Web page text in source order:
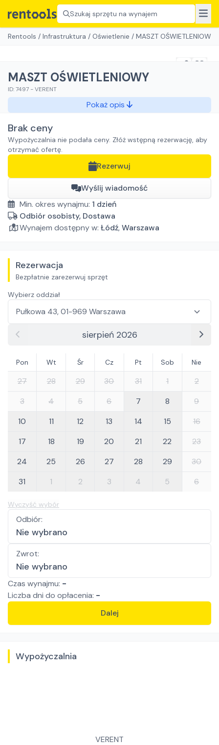
Szukaj sprzętu na wynajem
Rentools / Infrastruktura / Oświetlenie / MASZT OŚWIETLENIOWY
MASZT OŚWIETLENIOWY
ID:7497 -VERENT
Pokaż opis
Brak ceny
Wypożyczalnia nie podała ceny. Złóż wstępną rezerwację, aby
otrzymać ofertę.
Rezerwuj
Wyślij wiadomość
Min. okres wynajmu: 1 dzień
Odbiór osobisty, Dostawa
Wynajem dostępny w: Łódź,Warszawa
Rezerwacja
Bezpłatnie zarezerwuj sprzęt
Wybierz oddział
sierpień 2026
Pon Wt Śr Cz Pt Sob Nie
27 28 29 30 31 1
2
3
4 5 6 7 8
9
10
11 12 13 14 15
16
17
18 19 20 21 22
23
24
25 26 27 28 29
30
31
1 2 3 4 5 6
Wyczyść wybór
Odbiór:
Nie wybrano
Zwrot:
Nie wybrano
Czas wynajmu: -
Liczba dni do opłacenia: -
Dalej
Wypożyczalnia
VERENT